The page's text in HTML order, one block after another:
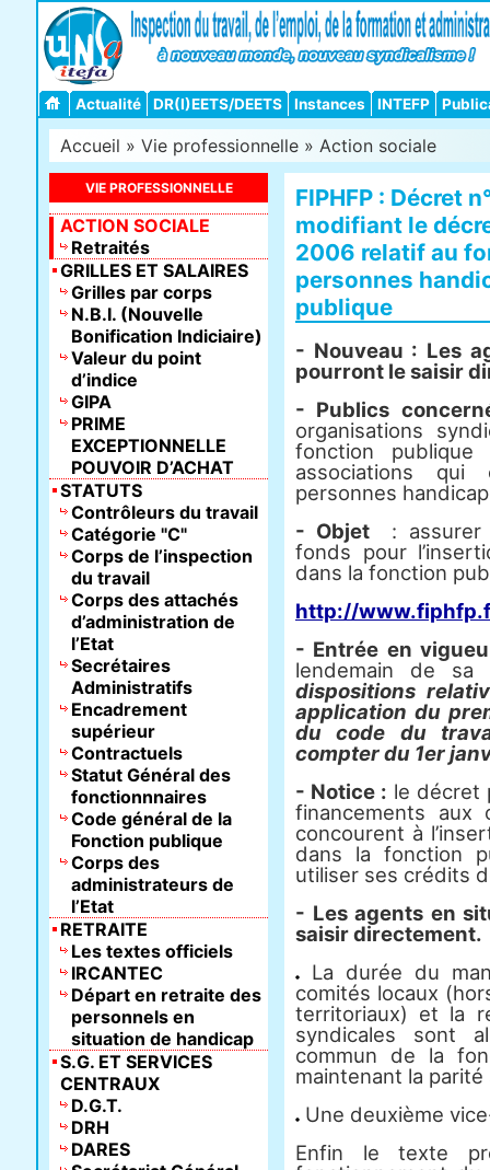
Actualité DR(I)EETS/DEETS Instances INTEFP
Accueil » Vie professionnelle » Action sociale
FIPHFP : Décret
modifiant le
2006 relatif au
personnes
publique
- Nouveau : Les
pourront le saisir
- Publics
organisations
fonction
associations qui
personnes
- Objet
: assurer
fonds pour
dans la fonction
http://
- Entrée en
lendemain de sa
dispositions
application du
du code du
compter du 1er
- Notice : le décret
financements aux
concourent à
dans la fonction
utiliser ses crédits
- Les agents en
saisir directement.
La durée du
comités locaux
territoriaux) et la
syndicales sont
commun de la
maintenant la
Une deuxième
Enfin le texte
VIE PROFESSIONNELLE
ACTION SOCIALE
Retraités
GRILLES ET SALAIRES
Grilles par corps
N.B.I. (Nouvelle
Bonification Indiciaire)
Valeur du point
d’indice
GIPA
PRIME
EXCEPTIONNELLE
POUVOIR D’ACHAT
STATUTS
Contrôleurs du travail
Catégorie "C"
Corps de l’inspection
du travail
Corps des attachés
d’administration de
l’Etat
Secrétaires
Administratifs
Encadrement
supérieur
Contractuels
Statut Général des
fonctionnnaires
Code général de la
Fonction publique
Corps des
administrateurs de
l’Etat
RETRAITE
Les textes officiels
IRCANTEC
Départ en retraite des
personnels en
situation de handicap
S.G. ET SERVICES
CENTRAUX
D.G.T.
DRH
DARES